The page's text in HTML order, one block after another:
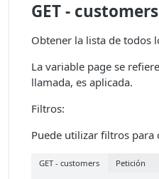
GET - customers
Obtener la lista de todos
La variable page se
llamada, es aplicada.
Filtros:
Puede utilizar filtros para
GET - customers Petición